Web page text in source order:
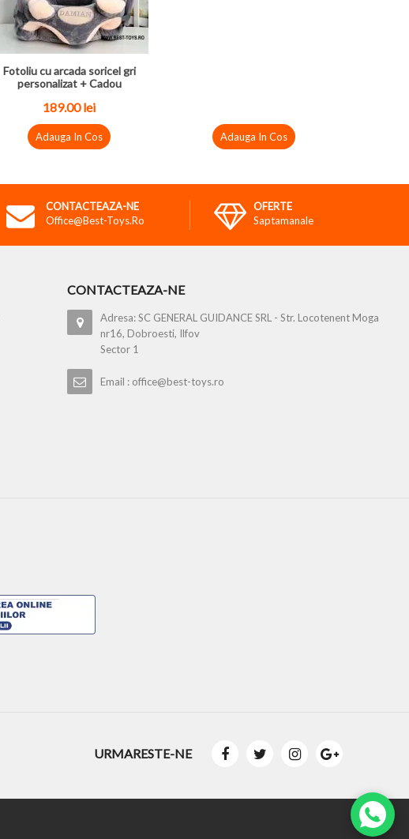
Fotoliu cu arcada soricel gri
personalizat + Cadou
189.00lei
Adauga In Cos Adauga In Cos
CONTACTEAZA-NE
Office@best-Toys.ro
OFERTE
Saptamanale
CONTACTEAZA-NE
Adresa: SC GENERAL GUIDANCE SRL - Str. Locotenent Moga
nr16, Dobroesti, Ilfov
Sector 1
Email : office@best-toys.ro
URMARESTE-NE